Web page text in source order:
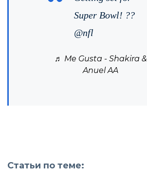
Super Bowl! ??
@nfl
♬ Me Gusta - Shakira &
Anuel AA
Статьи по теме: